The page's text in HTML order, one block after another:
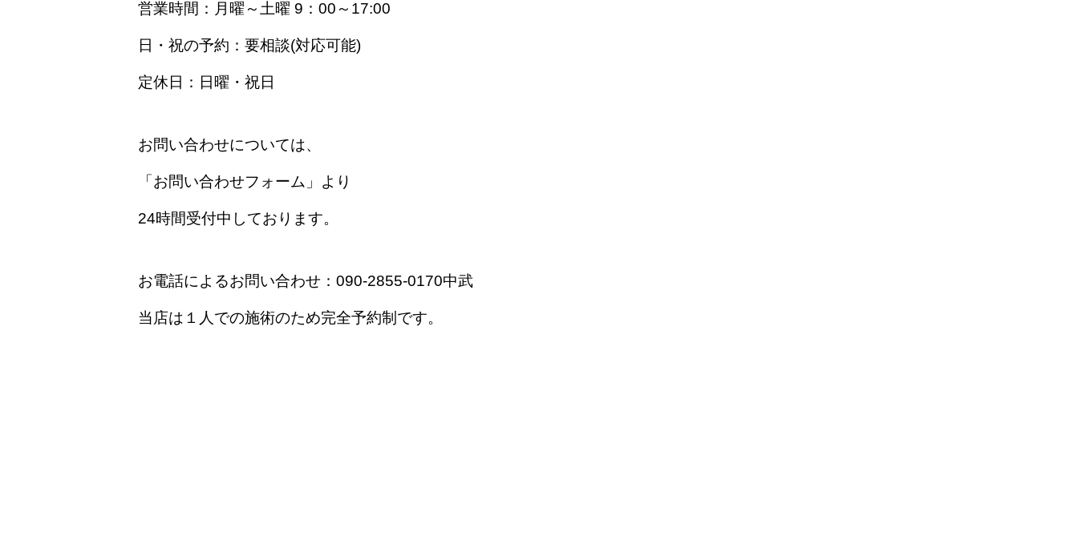
営業時間：月曜～土曜 9：00～17:00
日・祝の予約：要相談(対応可能)
定休日：日曜・祝日
お問い合わせについては、
「お問い合わせフォーム」より
24時間受付中しております。
お電話によるお問い合わせ：090-2855-0170中武
当店は１人での施術のため完全予約制です。